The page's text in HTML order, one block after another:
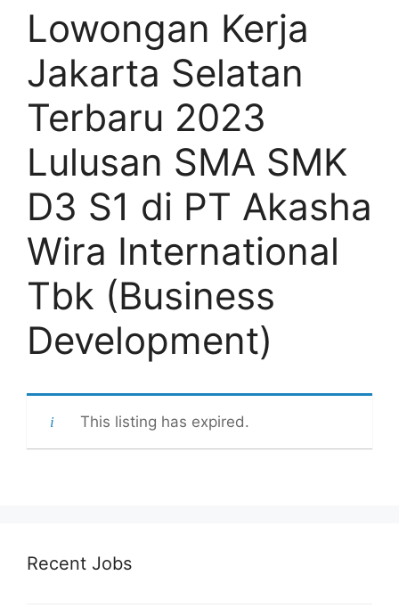
Lowongan Kerja
Jakarta Selatan
Terbaru 2023
Lulusan SMA SMK
D3 S1 di PT Akasha
Wira International
Tbk (Business
Development)
This listing has expired.
Recent Jobs